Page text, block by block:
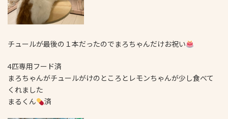
チュールが最後の１本だったのでまろちゃんだけお祝い
4匹専用フード済
まろちゃんがチュールがけのところとレモンちゃんが少し食べて
くれました
まるくん
済